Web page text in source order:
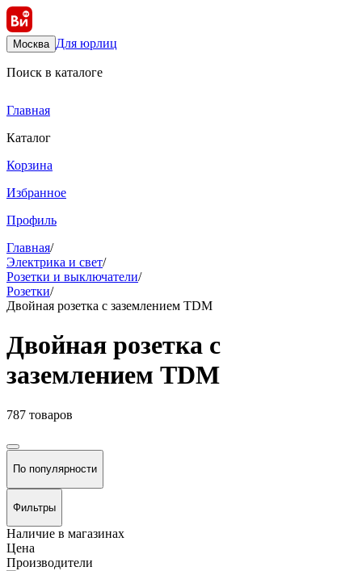
Москва Для юрлиц
Поиск в каталоге
Главная
Каталог
Корзина
Избранное
Профиль
Главная/
Электрика и свет/
Розетки и выключатели/
Розетки/
Двойная розетка с заземлением TDM
Двойная розетка с
заземлением TDM
787 товаров
По популярности
Фильтры
Наличие в магазинах
Цена
Производители